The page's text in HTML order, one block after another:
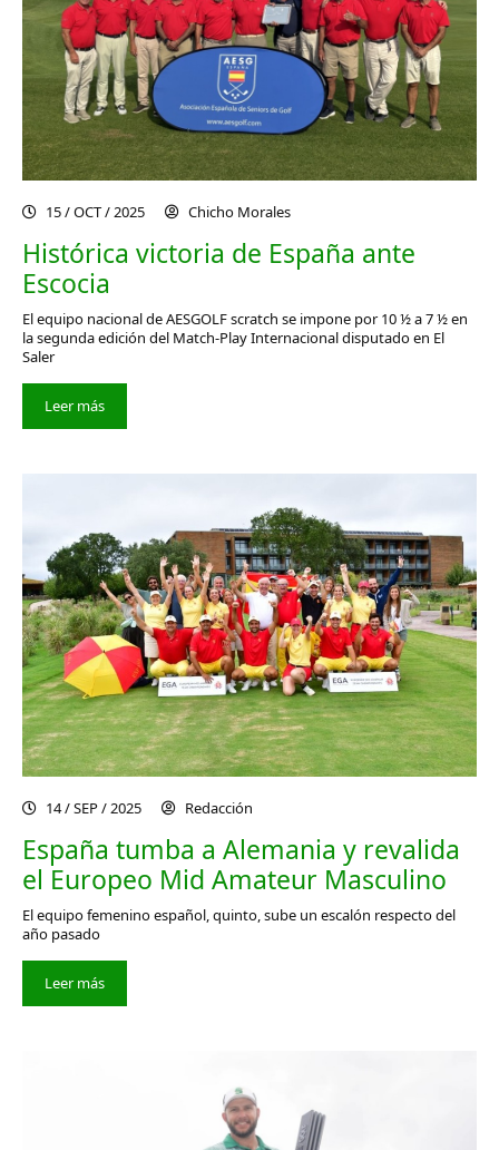
15 / OCT / 2025 Chicho Morales
Histórica victoria de España ante
Escocia
El equipo nacional de AESGOLF scratch se impone por 10 ½ a 7 ½ en
la segunda edición del Match-Play Internacional disputado en El
Saler
Leer más
14 / SEP / 2025 Redacción
España tumba a Alemania y revalida
el Europeo Mid Amateur Masculino
El equipo femenino español, quinto, sube un escalón respecto del
año pasado
Leer más